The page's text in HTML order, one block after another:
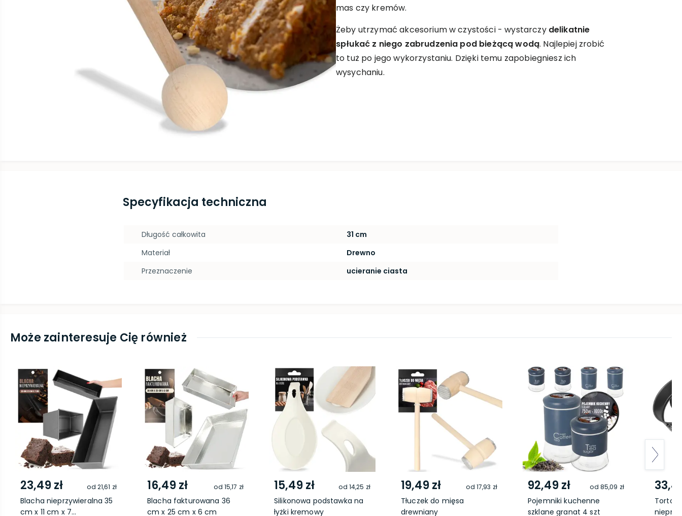
mas czy kremów.
Żeby utrzymać akcesorium w czystości - wystarczy delikatnie
spłukać z niego zabrudzenia pod bieżącą wodą. Najlepiej zrobić
to tuż po jego wykorzystaniu. Dzięki temu zapobiegniesz ich
wysychaniu.
Specyfikacja techniczna
Długość całkowita
31 cm
Materiał
Drewno
Przeznaczenie
ucieranie ciasta
Może zainteresuje Cię również
23,49 zł od 21,61 zł
Blacha nieprzywieralna 35
cm x 11 cm x 7...
16,49 zł od 15,17 zł
Blacha fakturowana 36
cm x 25 cm x 6 cm
15,49 zł od 14,25 zł
Silikonowa podstawka na
łyżki kremowy
19,49 zł od 17,93 zł
Tłuczek do mięsa
drewniany
92,49 zł od 85,09 zł
Pojemniki kuchenne
szklane granat 4 szt